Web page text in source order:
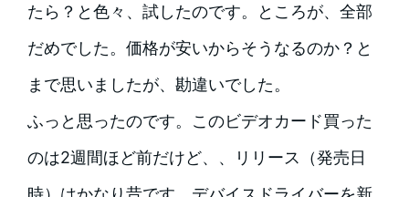
たら？と色々、試したのです。ところが、全部
だめでした。価格が安いからそうなるのか？と
まで思いましたが、勘違いでした。
ふっと思ったのです。このビデオカード買った
のは2週間ほど前だけど、、リリース（発売日